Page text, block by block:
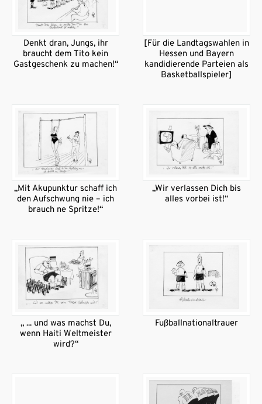
Denkt dran, Jungs, ihr
braucht dem Tito kein
Gastgeschenk zu machen!“
[Für die Landtagswahlen in
Hessen und Bayern
kandidierende Parteien als
Basketballspieler]
„Mit Akupunktur schaff ich
den Aufschwung nie – ich
brauch ne Spritze!“
„Wir verlassen Dich bis
alles vorbei ist!“
„ ... und was machst Du,
wenn Haiti Weltmeister
wird?“
Fußballnationaltrauer